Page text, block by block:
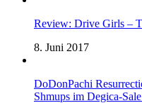
Review: Drive Girls –
8. Juni 2017
DoDonPachi
Shmups im Degica-